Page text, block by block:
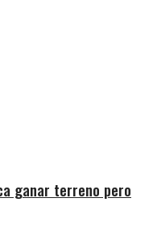
ganar terreno pero